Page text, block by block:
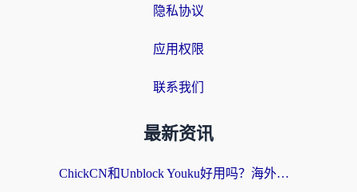
隐私协议
应用权限
联系我们
最新资讯
ChickCN和Unblock Youku好用吗？海外党亲测3款回国加速器，附iOS免费选择指南